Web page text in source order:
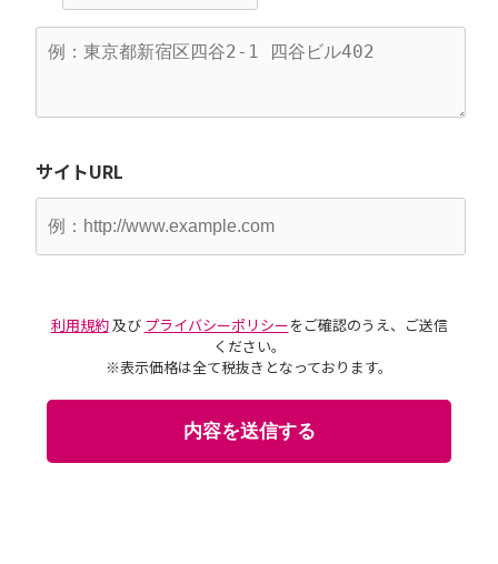
サイトURL
利用規約及び プライバシーポリシーをご確認のうえ、ご送信
ください。
※表示価格は全て税抜きとなっております。